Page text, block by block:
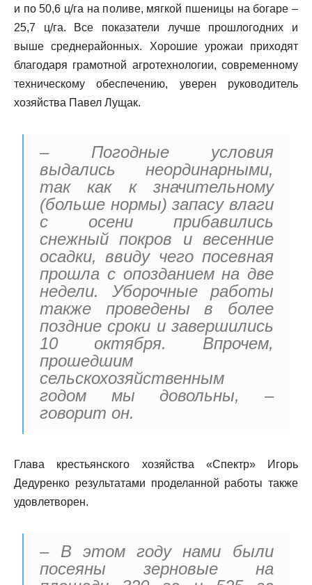
и по 50,6 ц/га на поливе, мягкой пшеницы на богаре –
25,7 ц/га. Все показатели лучше прошлогодних и
выше среднерайонных. Хорошие урожаи приходят
благодаря грамотной агротехнологии, современному
техническому обеспечению, уверен руководитель
хозяйства Павел Лущак.
– Погодные условия
выдались неординарными,
так как к значительному
(больше нормы) запасу влаги
с осени прибавились
снежный покров и весенние
осадки, ввиду чего посевная
прошла с опозданием на две
недели. Уборочные работы
также проведены в более
поздние сроки и завершились
10 октября. Впрочем,
прошедшим
сельскохозяйственным
годом мы довольны, –
говорит он.
Глава крестьянского хозяйства «Спектр» Игорь
Дедуренко результатами проделанной работы также
удовлетворен.
– В этом году нами были
посеяны зерновые на